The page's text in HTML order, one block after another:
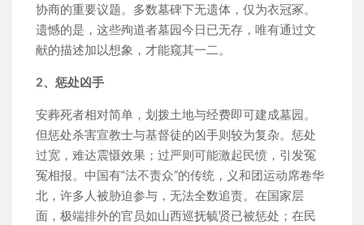
协商的重要议题。多数墓碑下无遗体，仅为衣冠冢。
遗憾的是，这些殉道者墓园今日已无存，唯有通过文
献的描述加以想象，才能窥其一二。
2、惩处凶手
安葬死者相对简单，划拨土地与经费即可建成墓园。
但惩处杀害宣教士与基督徒的凶手则较为复杂。惩处
过宽，难达震慑效果；过严则可能激起民愤，引发冤
冤相报。中国有“法不责众”的传统，义和团运动席卷华
北，许多人被胁迫参与，无法全数追责。在国家层
面，极端排外的官员如山西巡抚毓贤已被惩处；在民